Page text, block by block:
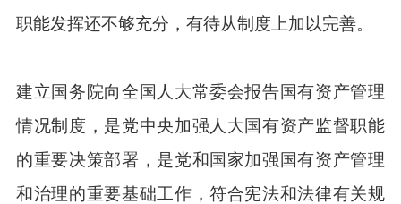
职能发挥还不够充分，有待从制度上加以完善。
建立国务院向全国人大常委会报告国有资产管理
情况制度，是党中央加强人大国有资产监督职能
的重要决策部署，是党和国家加强国有资产管理
和治理的重要基础工作，符合宪法和法律有关规